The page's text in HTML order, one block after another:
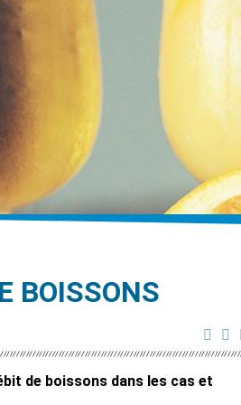
BOISSONS
de boissons dans les cas et